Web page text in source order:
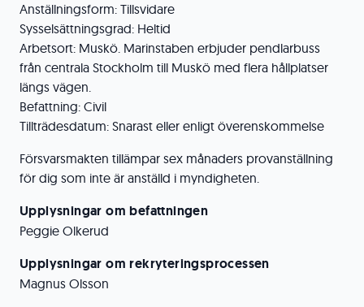
Anställningsform: Tillsvidare
Sysselsättningsgrad: Heltid
Arbetsort: Muskö. Marinstaben erbjuder pendlarbuss
från centrala Stockholm till Muskö med flera hållplatser
längs vägen.
Befattning: Civil
Tillträdesdatum: Snarast eller enligt överenskommelse
Försvarsmakten tillämpar sex månaders provanställning
för dig som inte är anställd i myndigheten.
Upplysningar om befattningen
Peggie Olkerud
Upplysningar om rekryteringsprocessen
Magnus Olsson